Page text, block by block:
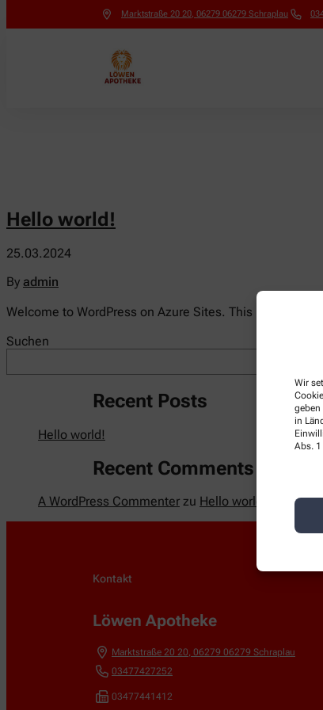
Wir
geben
in
Abs. 1
Marktstraße 20 20, 06279 06279 Schraplau
Hello world!
25.03.2024
By admin
Welcome to WordPress on Azure Sites. This is your
Suchen
Recent Posts
Hello world!
Recent Comments
A WordPress Commenter zu Hello world!
Kontakt
Löwen Apotheke
Marktstraße 20 20 06279 06279 Schraplau
03477427252
03477441412